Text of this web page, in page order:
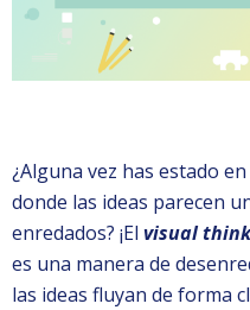
¿Alguna vez has estado
donde las ideas parecen
enredados? ¡El visual
es una manera de
las ideas fluyan de forma